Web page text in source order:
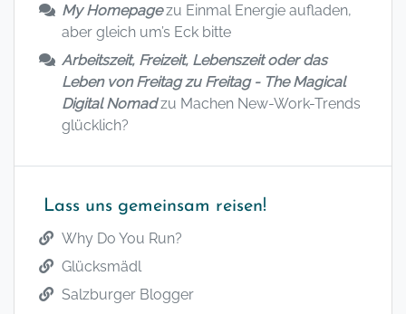
My Homepagezu Einmal Energie aufladen,
aber gleich um’s Eck bitte
Arbeitszeit, Freizeit, Lebenszeit oder das
Leben von Freitag zu Freitag - The Magical
Digital Nomadzu Machen New-Work-Trends
glücklich?
Lass uns gemeinsam reisen!
Why Do You Run?
Glücksmädl
Salzburger Blogger